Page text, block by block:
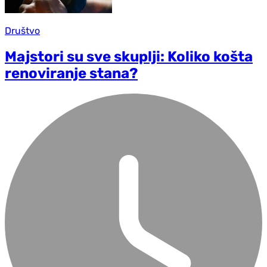
Društvo
Majstori su sve skuplji: Koliko košta
renoviranje stana?